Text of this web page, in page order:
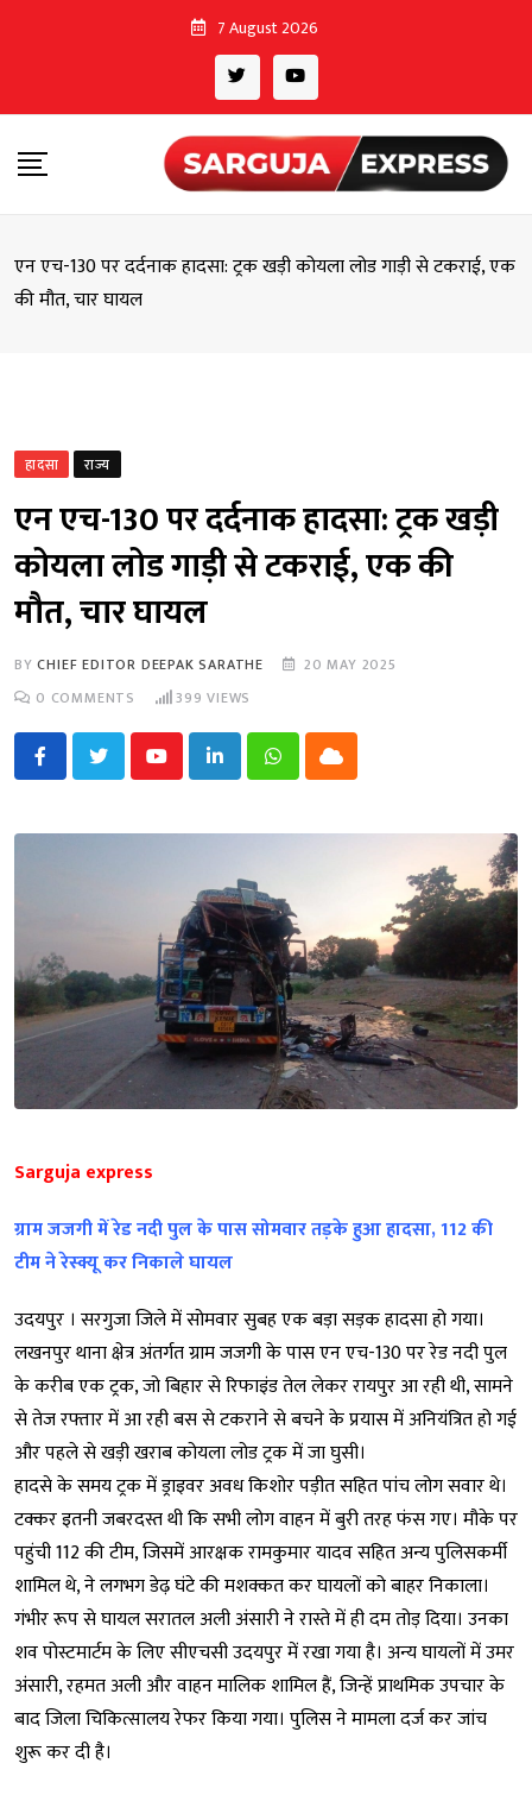
7 August 2026
एन एच-130 पर दर्दनाक हादसा: ट्रक खड़ी कोयला लोड गाड़ी से टकराई, एक
की मौत, चार घायल
हादसा राज्य
एन एच-130 पर दर्दनाक हादसा: ट्रक खड़ी
कोयला लोड गाड़ी से टकराई, एक की
मौत, चार घायल
BYCHIEF EDITOR DEEPAK SARATHE
20 MAY 2025
0 COMMENTS 399 VIEWS
YoutubeLinkedInWhatsappCloud
Sarguja express
ग्राम जजगी में रेड नदी पुल के पास सोमवार तड़के हुआ हादसा, 112 की
टीम ने रेस्क्यू कर निकाले घायल
उदयपुर । सरगुजा जिले में सोमवार सुबह एक बड़ा सड़क हादसा हो गया।
लखनपुर थाना क्षेत्र अंतर्गत ग्राम जजगी के पास एन एच-130 पर रेड नदी पुल
के करीब एक ट्रक, जो बिहार से रिफाइंड तेल लेकर रायपुर आ रही थी, सामने
से तेज रफ्तार में आ रही बस से टकराने से बचने के प्रयास में अनियंत्रित हो गई
और पहले से खड़ी खराब कोयला लोड ट्रक में जा घुसी।
हादसे के समय ट्रक में ड्राइवर अवध किशोर पड़ीत सहित पांच लोग सवार थे।
टक्कर इतनी जबरदस्त थी कि सभी लोग वाहन में बुरी तरह फंस गए। मौके पर
पहुंची 112 की टीम, जिसमें आरक्षक रामकुमार यादव सहित अन्य पुलिसकर्मी
शामिल थे, ने लगभग डेढ़ घंटे की मशक्कत कर घायलों को बाहर निकाला।
गंभीर रूप से घायल सरातल अली अंसारी ने रास्ते में ही दम तोड़ दिया। उनका
शव पोस्टमार्टम के लिए सीएचसी उदयपुर में रखा गया है। अन्य घायलों में उमर
अंसारी, रहमत अली और वाहन मालिक शामिल हैं, जिन्हें प्राथमिक उपचार के
बाद जिला चिकित्सालय रेफर किया गया। पुलिस ने मामला दर्ज कर जांच
शुरू कर दी है।